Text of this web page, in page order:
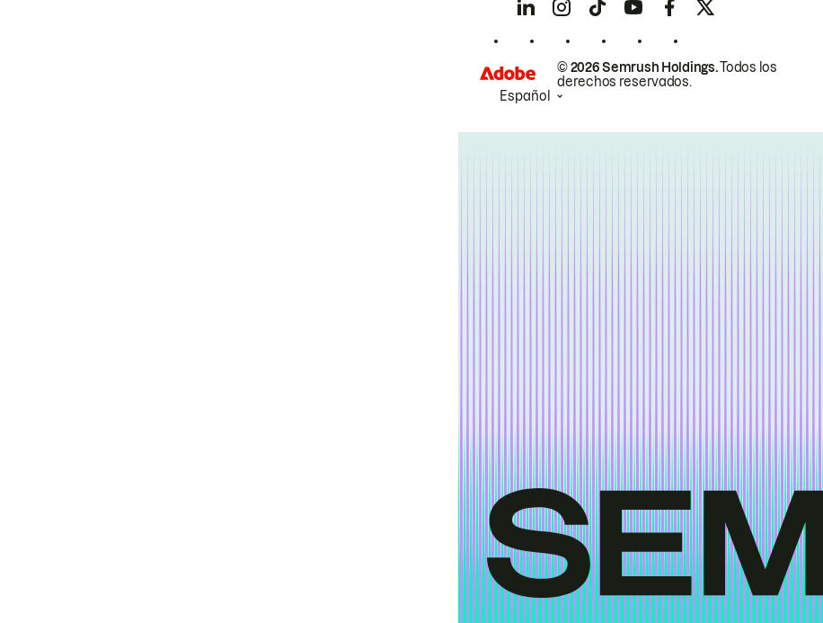
© 2026 Semrush Holdings.Todos los
derechos reservados.
Español